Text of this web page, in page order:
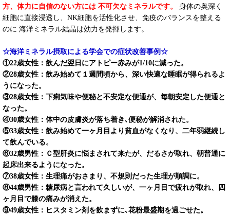
方、体力に自信のない方には 不可欠なミネラルです。
身体の奥深く
細胞に直接浸透し、NK細胞を活性化させ、免疫のバランスを整える
のに 海洋ミネラル結晶は効力を発揮します。
☆海洋ミネラル摂取による学会での症状改善事例☆
①22歳女性：飲んだ翌日にアトピー赤みが1/10に減った。
②28歳女性：飲み始めて１週間頃から、深い快適な睡眠が得られるよ
うになった。
③28歳女性：下痢気味や便秘と不安定な便通が、毎朝安定した便通と
なった。
④30歳女性：体中の皮膚炎が落ち着き､便秘が解消された。
⑤33歳女性：飲み始めて一ヶ月目より貧血がなくなり、二年弱継続し
て飲んでいる。
⑥32歳男性：Ｃ型肝炎に悩まされて来たが、だるさが取れ、朝普通に
起床出来るようになった。
⑦38歳女性：生理痛がおさまり、不規則だった生理が順調に。
⑧44歳男性：糖尿病と言われて久しいが、一ヶ月目で疲れが取れ、四
ヶ月目で膝の痛みが消えた。
⑨49歳女性：ヒスタミン剤を飲まずに､花粉最盛期を過ごせた。